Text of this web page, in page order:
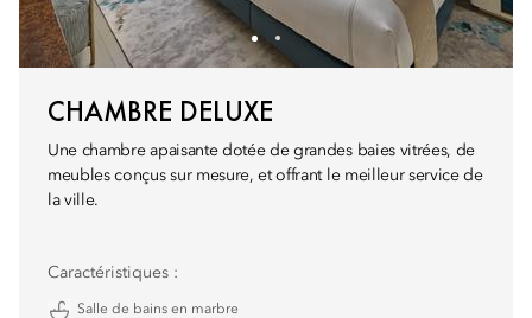
CHAMBRE DELUXE
Une chambre apaisante dotée de grandes baies vitrées, de
meubles conçus sur mesure, et offrant le meilleur service de
la ville.
Caractéristiques :
Salle de bains en marbre